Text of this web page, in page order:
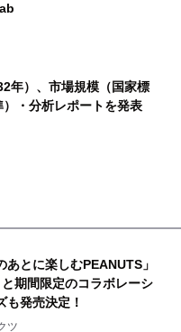
年）、市場規模（国家標
・分析レポートを発表
とに楽しむPEANUTS」
期間限定のコラボレーシ
発売決定！
ツ